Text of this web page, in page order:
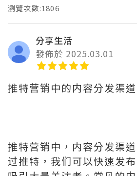
瀏覽次數:1806
分享生活
發佈於 2025.03.01
推特营销中的内容分发渠道
推特营销中，内容分发渠
过推特，我们可以快速发